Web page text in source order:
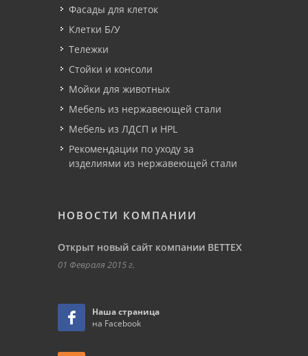
Фасады для клеток
Клетки Б/У
Тележки
Стойки и консоли
Мойки для животных
Мебель из нержавеющей стали
Мебель из ЛДСП и HPL
Рекомендации по уходу за
изделиями из нержавеющей стали
НОВОСТИ КОМПАНИИ
Открыт новый сайт компании ВЕТТЕХ
01 Февраля 2015 г.
Наша страница
на Facebook